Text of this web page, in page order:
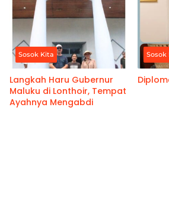
Sosok Kita
Langkah Haru Gubernur
Maluku di Lonthoir, Tempat
Ayahnya Mengabdi
Sosok